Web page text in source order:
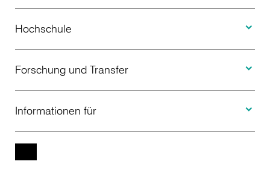
Studienangebot
Bewerbung
Studienberatung
Weiterbildung
Hochschule
Über uns
Aktuelles
Forschung und Transfer
Projekte
Informationen für